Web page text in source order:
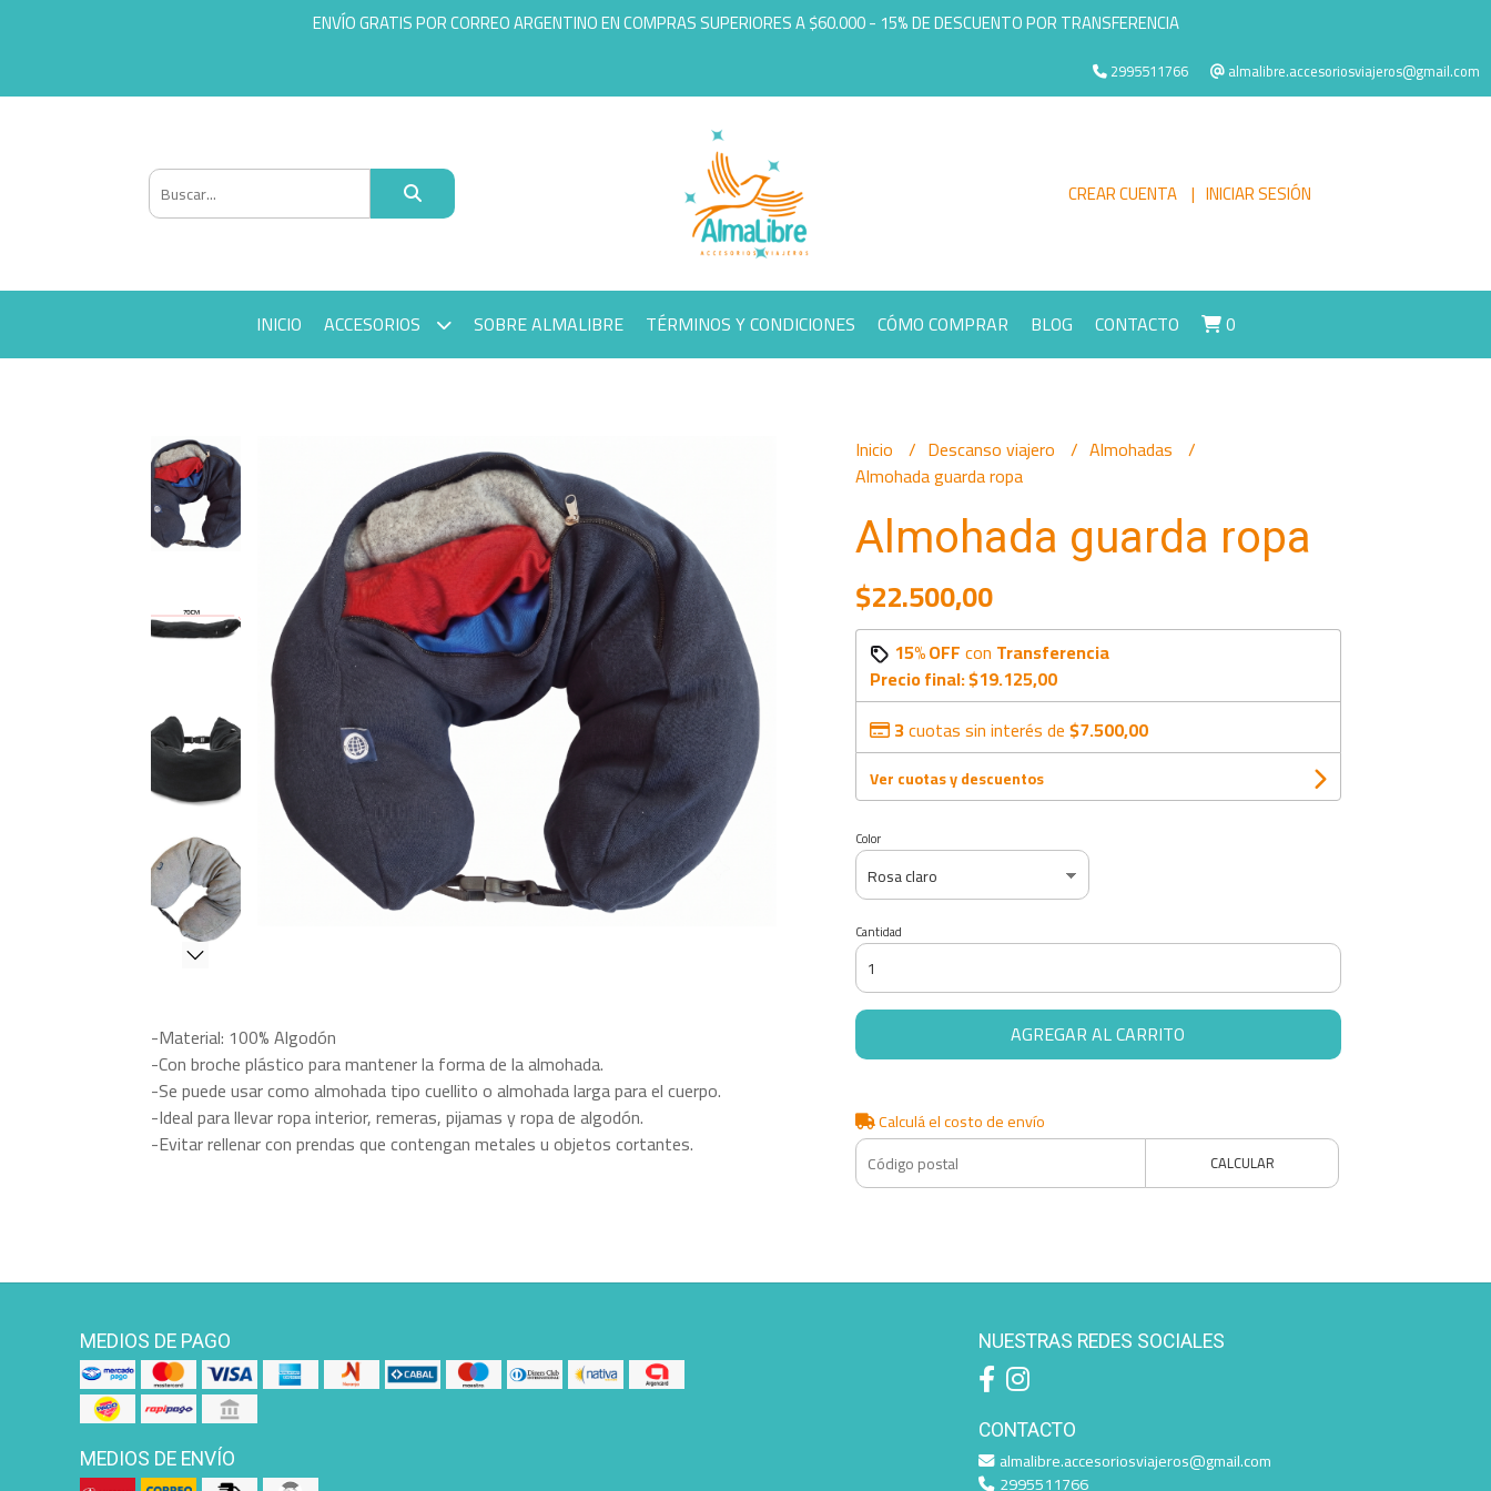
ENVÍO GRATIS POR CORREO ARGENTINO EN COMPRAS SUPERIORES A $60.000 - 15% DE DESCUENTO POR TRANSFERENCIA
2995511766 almalibre.accesoriosviajeros@gmail.com
CREAR CUENTA INICIAR SESIÓN
INICIO ACCESORIOS SOBRE ALMALIBRE TÉRMINOS Y CONDICIONES CÓMO COMPRAR BLOG CONTACTO 0
-Material: 100% Algodón
-Con broche plástico para mantener la forma de la almohada.
-Se puede usar como almohada tipo cuellito o almohada larga para el cuerpo.
-Ideal para llevar ropa interior, remeras, pijamas y ropa de algodón.
-Evitar rellenar con prendas que contengan metales u objetos cortantes.
Inicio Descanso viajero
Almohadas
Almohada guarda ropa
Almohada guarda ropa
$22.500,00
15% OFFcon Transferencia
Precio final:$19.125,00
3cuotas sin interés de$7.500,00
Ver cuotas y descuentos
Color
Cantidad
AGREGAR AL CARRITO
Calculá el costo de envío
CALCULAR
MEDIOS DE PAGO
MEDIOS DE ENVÍO
NUESTRAS REDES SOCIALES
CONTACTO
almalibre.accesoriosviajeros@gmail.com
2995511766